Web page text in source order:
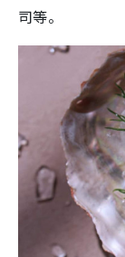
司等。